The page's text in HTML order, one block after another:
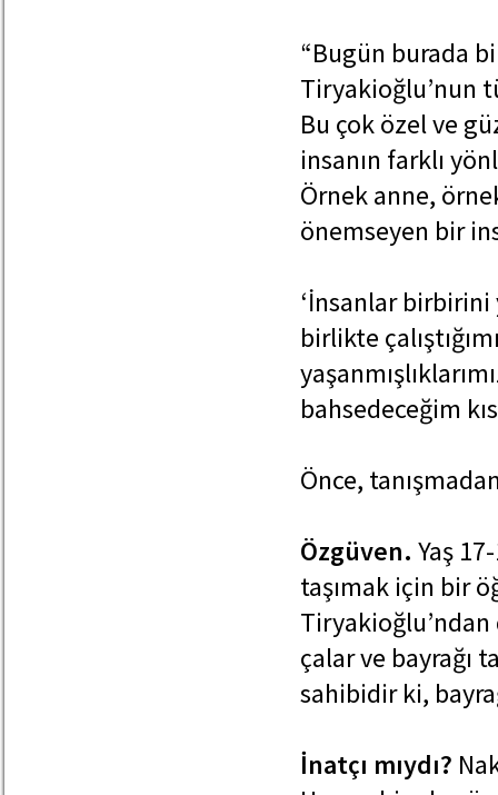
“Bugün burada
Tiryakioğlu’nun
Bu çok özel ve
insanın farklı
Örnek anne,
önemseyen bir
‘İnsanlar birbirini
birlikte
bahsedeceğim
Önce,
Özgüven. Yaş
taşımak için bir
Tiryakioğlu’ndan
çalar ve bayrağı
sahibidir ki,
İnatçı mıydı?